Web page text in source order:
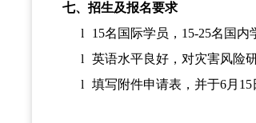
七、招生及报名要求
l
15名国际学员，15-25名国内
l
英语水平良好，对灾害风险
l
填写附件申请表，并于6月